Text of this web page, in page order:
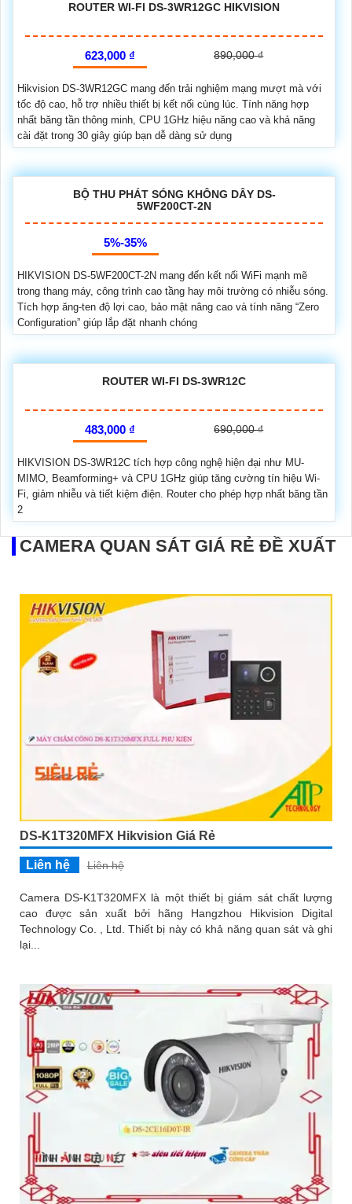
ROUTER WI-FI DS-3WR12GC HIKVISION
623,000 ₫ 890,000 ₫
Hikvision DS-3WR12GC mang đến trải nghiệm mạng mượt mà với
tốc độ cao, hỗ trợ nhiều thiết bị kết nối cùng lúc. Tính năng hợp
nhất băng tần thông minh, CPU 1GHz hiệu năng cao và khả năng
cài đặt trong 30 giây giúp bạn dễ dàng sử dụng
BỘ THU PHÁT SÓNG KHÔNG DÂY DS-
5WF200CT-2N
5%-35%
HIKVISION DS-5WF200CT-2N mang đến kết nối WiFi mạnh mẽ
trong thang máy, công trình cao tầng hay môi trường có nhiễu sóng.
Tích hợp ăng-ten độ lợi cao, bảo mật nâng cao và tính năng “Zero
Configuration” giúp lắp đặt nhanh chóng
ROUTER WI-FI DS-3WR12C
483,000 ₫ 690,000 ₫
HIKVISION DS-3WR12C tích hợp công nghệ hiện đại như MU-
MIMO, Beamforming+ và CPU 1GHz giúp tăng cường tín hiệu Wi-
Fi, giảm nhiễu và tiết kiệm điện. Router cho phép hợp nhất băng tần
2
CAMERA QUAN SÁT GIÁ RẺ ĐỀ XUẤT
DS-K1T320MFX Hikvision Giá Rẻ
Liên hệ Liên hệ
Camera DS-K1T320MFX là một thiết bị giám sát chất lượng
cao được sản xuất bởi hãng Hangzhou Hikvision Digital
Technology Co. , Ltd. Thiết bị này có khả năng quan sát và ghi
lại...